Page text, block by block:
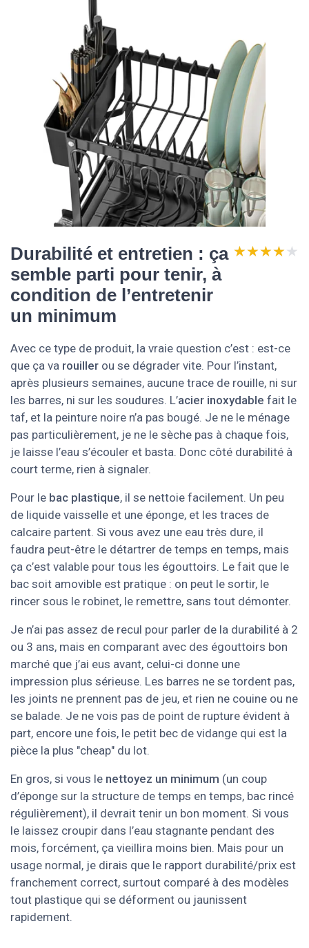
Durabilité et entretien : ça
semble parti pour tenir, à
condition de l’entretenir
un minimum
★★★★★
★★★★★
Avec ce type de produit, la vraie question c’est : est-ce
que ça va rouiller ou se dégrader vite. Pour l’instant,
après plusieurs semaines, aucune trace de rouille, ni sur
les barres, ni sur les soudures. L’acier inoxydable fait le
taf, et la peinture noire n’a pas bougé. Je ne le ménage
pas particulièrement, je ne le sèche pas à chaque fois,
je laisse l’eau s’écouler et basta. Donc côté durabilité à
court terme, rien à signaler.
Pour le bac plastique, il se nettoie facilement. Un peu
de liquide vaisselle et une éponge, et les traces de
calcaire partent. Si vous avez une eau très dure, il
faudra peut-être le détartrer de temps en temps, mais
ça c’est valable pour tous les égouttoirs. Le fait que le
bac soit amovible est pratique : on peut le sortir, le
rincer sous le robinet, le remettre, sans tout démonter.
Je n’ai pas assez de recul pour parler de la durabilité à 2
ou 3 ans, mais en comparant avec des égouttoirs bon
marché que j’ai eus avant, celui-ci donne une
impression plus sérieuse. Les barres ne se tordent pas,
les joints ne prennent pas de jeu, et rien ne couine ou ne
se balade. Je ne vois pas de point de rupture évident à
part, encore une fois, le petit bec de vidange qui est la
pièce la plus "cheap" du lot.
En gros, si vous le nettoyez un minimum (un coup
d’éponge sur la structure de temps en temps, bac rincé
régulièrement), il devrait tenir un bon moment. Si vous
le laissez croupir dans l’eau stagnante pendant des
mois, forcément, ça vieillira moins bien. Mais pour un
usage normal, je dirais que le rapport durabilité/prix est
franchement correct, surtout comparé à des modèles
tout plastique qui se déforment ou jaunissent
rapidement.